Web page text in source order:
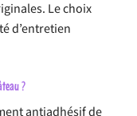
Le choix
d’entretien
?
antiadhésif de